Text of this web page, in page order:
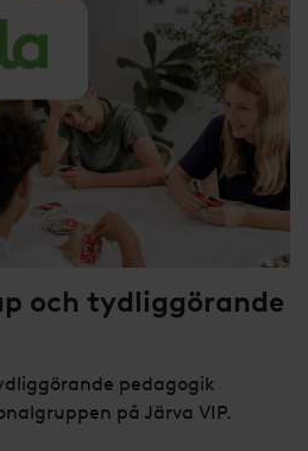
och tydliggörande
pedagogik
på Järva VIP.